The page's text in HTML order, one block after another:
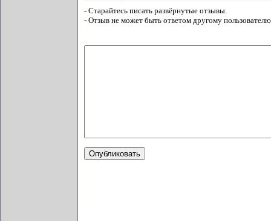
- Старайтесь писать развёрнутые отзывы.
- Отзыв не может быть ответом другому